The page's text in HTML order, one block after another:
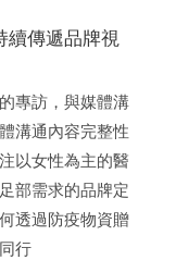
續傳遞品牌視
專訪，與媒體溝
溝通內容完整性
以女性為主的醫
部需求的品牌定
透過防疫物資贈
行